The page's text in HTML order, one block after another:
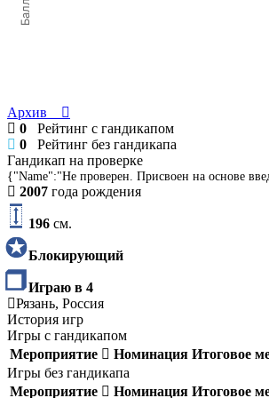
Баллы
Архив
0 Рейтинг с гандикапом
0 Рейтинг без гандикапа
Гандикап на проверке
{"Name":"Не проверен. Присвоен на основе
2007 года рождения
196 см.
Блокирующий
Играю в 4
Рязань, Россия
История игр
Игры с гандикапом
Мероприятие
Номинация Итоговое
Игры без гандикапа
Мероприятие
Номинация Итоговое